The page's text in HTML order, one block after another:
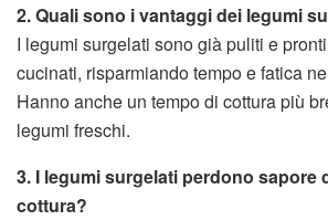
2. Quali sono i vantaggi dei legumi
I legumi surgelati sono già puliti e
cucinati, risparmiando tempo e fatica
Hanno anche un tempo di cottura più
legumi freschi.
3. I legumi surgelati perdono sapore
cottura?